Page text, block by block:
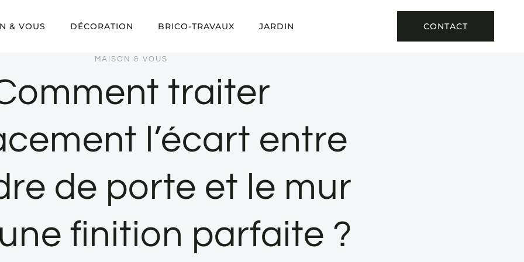
& VOUS DÉCORATION BRICO-TRAVAUX JARDIN CONTACT
MAISON & VOUS
traiter
l’écart entre
de porte et le mur
finition parfaite ?